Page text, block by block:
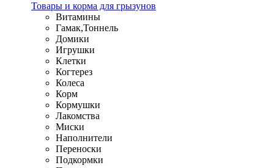
Товары и корма для грызунов
Витамины
Гамак,Тоннель
Домики
Игрушки
Клетки
Когтерез
Колеса
Корм
Кормушки
Лакомства
Миски
Наполнители
Переноски
Подкормки